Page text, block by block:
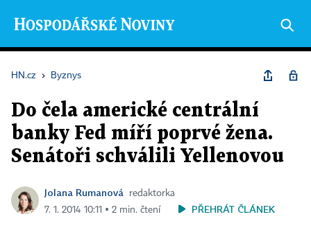
HN.cz › Byznys
Do čela americké centrální
banky Fed míří poprvé žena.
Senátoři schválili Yellenovou
Jolana Rumanová
redaktorka
7. 1. 2014 10:11 ▪ 2 min. čtení
PŘEHRÁT ČLÁNEK